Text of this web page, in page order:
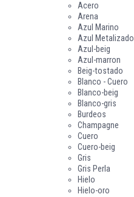
Acero
Arena
Azul Marino
Azul Metalizado
Azul-beig
Azul-marron
Beig-tostado
Blanco - Cuero
Blanco-beig
Blanco-gris
Burdeos
Champagne
Cuero
Cuero-beig
Gris
Gris Perla
Hielo
Hielo-oro